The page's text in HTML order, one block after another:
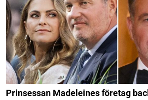
Prinsessan Madeleines företag